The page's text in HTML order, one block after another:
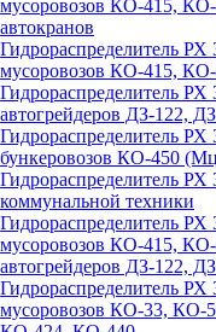
мусоровозов КО-415,
автокранов
Гидрораспределитель РХ
мусоровозов КО-415,
Гидрораспределитель РХ
автогрейдеров ДЗ-122,
Гидрораспределитель РХ
бункеровозов КО-450
Гидрораспределитель РХ
коммунальной техники
Гидрораспределитель РХ
мусоровозов КО-415,
автогрейдеров ДЗ-122,
Гидрораспределитель РХ
мусоровозов КО-33, КО-